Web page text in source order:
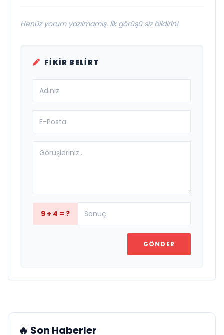
Henüz yorum yazılmamış. İlk görüşü siz bildirin!
FIKIR BELIRT
9 + 4 = ?
GÖNDER
🔥 Son Haberler